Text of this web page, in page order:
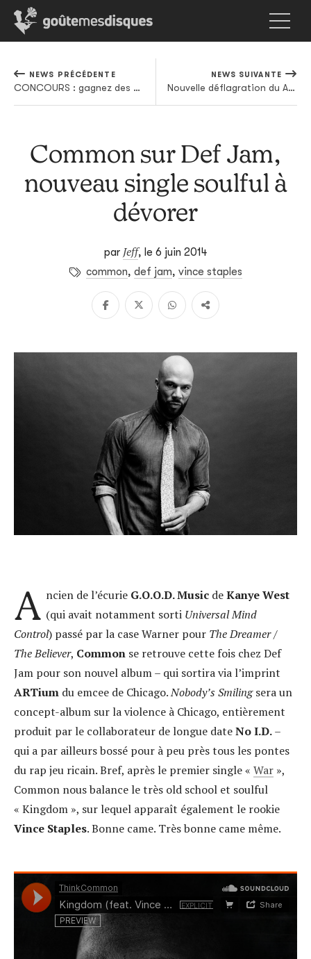
NEWS PRÉCÉDENTE
CONCOURS : gagnez des places pour Ben Frost à La Machine du Moulin Rouge
NEWS SUIVANTE
Nouvelle déflagration du A$AP Mob en écoute
Common sur Def Jam,
nouveau single soulful à
dévorer
par Jeff, le 6 juin 2014
common, def jam, vince staples
A ncien de l’écurieG.O.O.D. Music deKanye West
(qui avait notamment sorti Universal Mind
Control) passé par la case Warner pour The Dreamer /
The Believer, Common se retrouve cette fois chez Def
Jam pour son nouvel album – qui sortira via l’imprint
ARTium du emcee de Chicago.Nobody’s Smilingsera un
concept-album sur la violence à Chicago, entièrement
produit par le collaborateur de longue dateNo I.D.–
qui a par ailleurs bossé pour à peu près tous les pontes
du rap jeu ricain. Bref, après le premier single « War »,
Common nous balance le très old school et soulful
« Kingdom », sur lequel apparaît également le rookie
Vince Staples. Bonne came. Très bonne came même.